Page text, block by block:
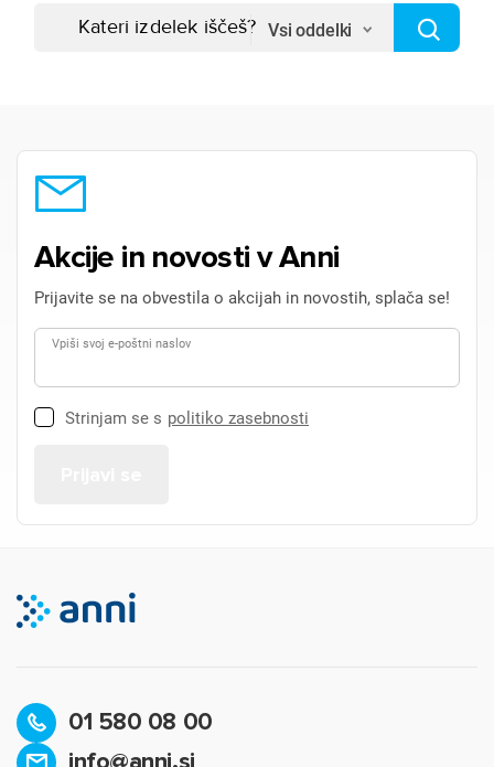
Vsi oddelki
Akcije in novosti v Anni
Prijavite se na obvestila o akcijah in novostih, splača se!
Vpiši svoj e-poštni naslov
Strinjam se s politiko zasebnosti
01 580 08 00